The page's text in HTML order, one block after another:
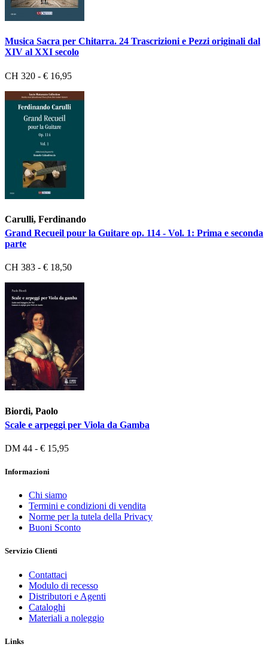
Musica Sacra per Chitarra. 24 Trascrizioni e Pezzi originali dal
XIV al XXI secolo
CH 320 - € 16,95
Carulli, Ferdinando
Grand Recueil pour la Guitare op. 114 - Vol. 1: Prima e seconda
parte
CH 383 - € 18,50
Biordi, Paolo
Scale e arpeggi per Viola da Gamba
DM 44 - € 15,95
Informazioni
Chi siamo
Termini e condizioni di vendita
Norme per la tutela della Privacy
Buoni Sconto
Servizio Clienti
Contattaci
Modulo di recesso
Distributori e Agenti
Cataloghi
Materiali a noleggio
Links